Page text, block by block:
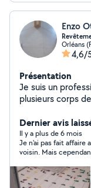
Enzo
Orléans
4,6/
Présentation
Je suis un
plusieurs corps
Dernier avis
Il y a plus de 6 mois
Je n'ai pas fait affaire
voisin. Mais cependant, échange cordial et sympathique et